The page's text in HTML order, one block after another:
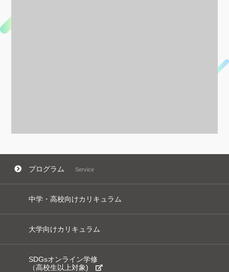
プログラム Service
中学・高校向けカリキュラム
大学向けカリキュラム
SDGsオンライン学修
（高校生以上対象)